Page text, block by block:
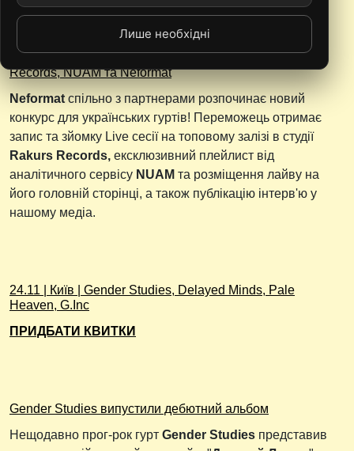
Переможця обираєш ти: спільний конкурс Rakurs
Records, NUAM та Neformat
Neformat спільно з партнерами розпочинає новий
конкурс для українських гуртів! Переможець отримає
запис та зйомку Live сесії на топовому залізі в студії
Rakurs Records, ексклюзивний плейлист від
аналітичного сервісу NUAM та розміщення лайву на
його головній сторінці, а також публікацію інтерв'ю у
нашому медіа.
24.11 | Київ | Gender Studies, Delayed Minds, Pale
Heaven, G.Inc
ПРИДБАТИ КВИТКИ
Gender Studies випустили дебютний альбом
Нещодавно прог-рок гурт Gender Studies представив
Лише необхідні